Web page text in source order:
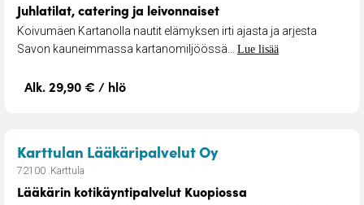
Juhlatilat, catering ja leivonnaiset
Koivumäen Kartanolla nautit elämyksen irti ajasta ja arjesta
Savon kauneimmassa kartanomiljöössä... Lue lisää
Alk. 29,90 € / hlö
Karttulan Lääkäripalvelut Oy– Lääkärin
72100 .Karttula
Lääkärin kotikäyntipalvelut Kuopiossa